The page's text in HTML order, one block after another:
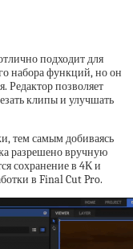
подходит для
набора функций, но он
Редактор позволяет
клипы и улучшать
тем самым добиваясь
разрешено вручную
сохранение в 4К и
в Final Cut Pro.